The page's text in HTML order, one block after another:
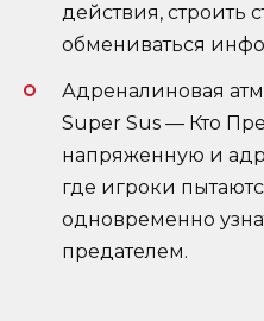
действия, строить
обмениваться
Адреналиновая
Super Sus — Кто
напряженную и
где игроки
одновременно
предателем.